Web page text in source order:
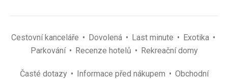
Cestovní kanceláře Dovolená Last minute
Exotika
Parkování
Recenze hotelů Rekreační domy
Časté dotazy Informace před nákupem
Obchodní